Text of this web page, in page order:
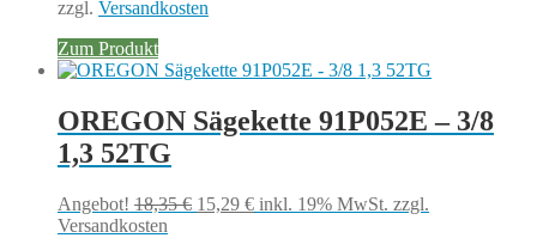
zzgl. Versandkosten
Zum Produkt
OREGON Sägekette 91P052E – 3/8
1,3 52TG
Angebot! 18,35€ Ursprünglicher
15,29 €Aktueller
inkl. 19% MwSt. zzgl.
Versandkosten